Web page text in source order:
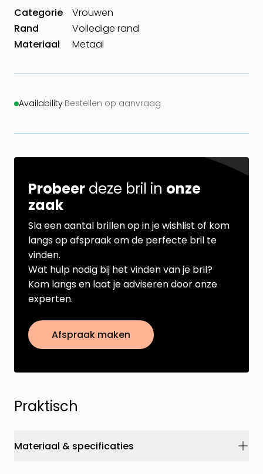
Categorie
Vrouwen
Rand
Volledige rand
Materiaal
Metaal
Availability·Bestellen op aanvraag
Probeer deze bril in onze
zaak
Sla een aantal brillen op in je wishlist of kom
langs op afspraak om de perfecte bril te
vinden.
Wat hulp nodig bij het vinden van je bril?
Kom langs en laat je adviseren door onze
experten.
Afspraak maken
Praktisch
Materiaal & specificaties